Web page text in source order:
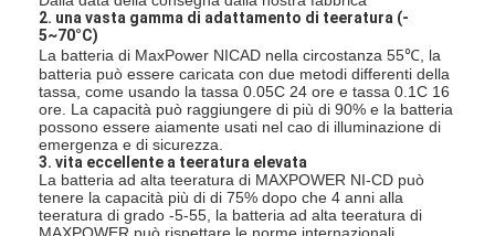
Giro della fabbrica
Controllo di qualità
Contattici
Notizie
Chatta adesso
2. una vasta gamma di adattamento di teeratura (-
5~70°C)
La batteria di MaxPower NICAD nella circostanza 55℃, la
batteria può essere caricata con due metodi differenti della
tassa, come usando la tassa 0.05C 24 ore e tassa 0.1C 16
ore. La capacità può raggiungere di più di 90% e la batteria
possono essere aiamente usati nel cao di illuminazione di
emergenza e di sicurezza.
3. vita eccellente a teeratura elevata
La batteria ad alta teeratura di MAXPOWER NI-CD può
tenere la capacità più di di 75% dopo che 4 anni alla
teeratura di grado -5-55, la batteria ad alta teeratura di